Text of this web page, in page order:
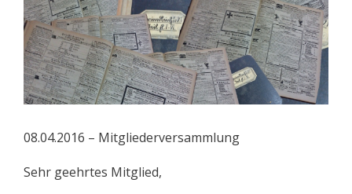
08.04.2016 – Mitgliederversammlung
Sehr geehrtes Mitglied,